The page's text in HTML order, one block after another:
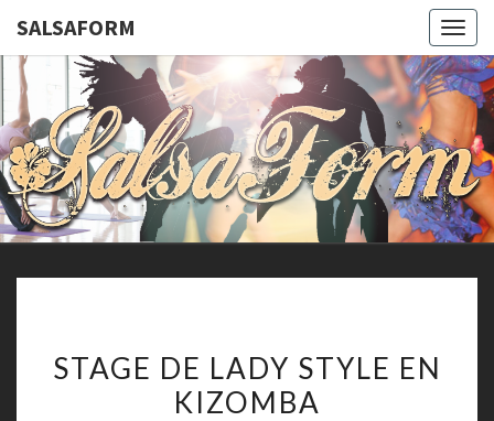
SALSAFORM
Cours
De
Danses
Latines
Remise
Forme
DE
LADY
STAGE DE LADY STYLE EN
KIZOMBA